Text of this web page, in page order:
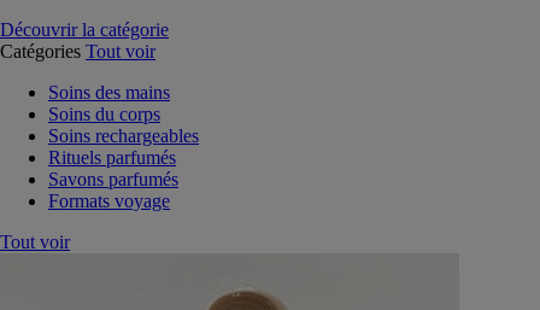
Découvrir la catégorie
Catégories Tout voir
Soins des mains
Soins du corps
Soins rechargeables
Rituels parfumés
Savons parfumés
Formats voyage
Tout voir